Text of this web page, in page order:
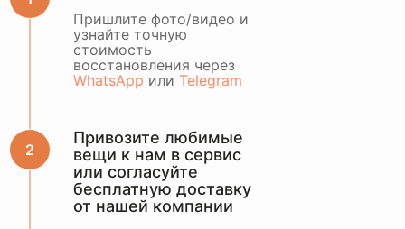
Пришлите фото/видео и
узнайте точную
стоимость
восстановления через
WhatsApp или Telegram
Привозите любимые
вещи к нам в сервис
или согласуйте
бесплатную доставку
от нашей компании
ОСТАВИТЬ ЗАЯВКУ
или оценить по
WhatsApp